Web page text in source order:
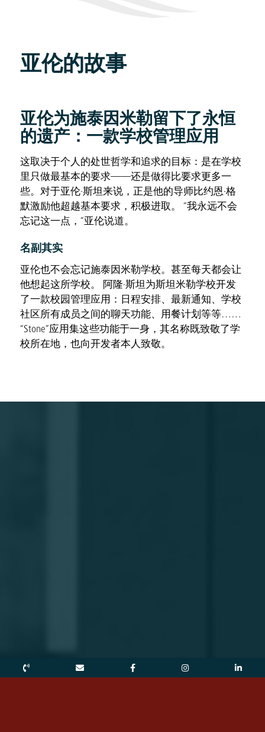
亚伦的故事
亚伦为施泰因米勒留下了永恒
的遗产：一款学校管理应用
这取决于个人的处世哲学和追求的目标：是在学校
里只做最基本的要求——还是做得比要求更多一
些。对于亚伦·斯坦来说，正是他的导师比约恩·格
默激励他超越基本要求，积极进取。 “我永远不会
忘记这一点，”亚伦说道。
名副其实
亚伦也不会忘记施泰因米勒学校。甚至每天都会让
他想起这所学校。 阿隆·斯坦为斯坦米勒学校开发
了一款校园管理应用：日程安排、最新通知、学校
社区所有成员之间的聊天功能、用餐计划等等……
“Stone”应用集这些功能于一身，其名称既致敬了学
校所在地，也向开发者本人致敬。